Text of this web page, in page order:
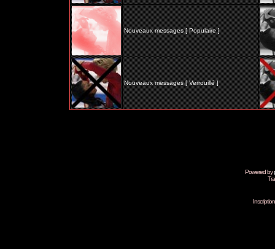
Nouveaux messages [ Populaire ]
Nouveaux messages [ Verrouillé ]
Powered by